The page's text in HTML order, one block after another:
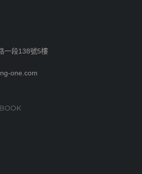
一段138號5樓
one.com